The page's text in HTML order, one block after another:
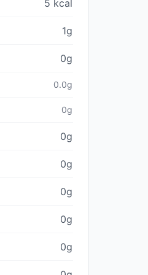
5 kcal
1g
0g
0.0g
0g
0g
0g
0g
0g
0g